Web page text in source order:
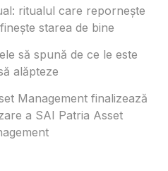
ritualul care repornește
starea de bine
să spună de ce le este
alăpteze
Management finalizează
a SAI Patria Asset